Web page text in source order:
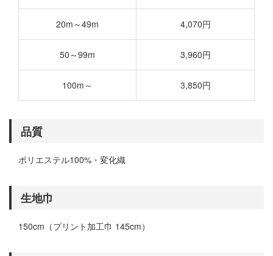
20m～49m 4,070円
50～99m 3,960円
100m～ 3,850円
品質
ポリエステル100%・変化織
生地巾
150cm（プリント加工巾 145cm）